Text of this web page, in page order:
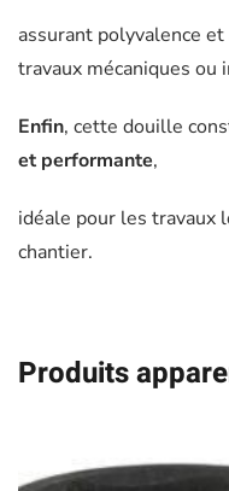
assurant polyvalence
travaux mécaniques ou
Enfin, cette douille
et performante,
idéale pour les travaux
chantier.
Produits